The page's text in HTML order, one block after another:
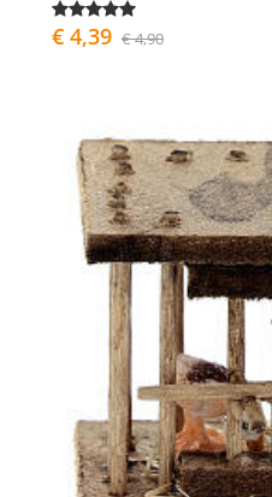
€ 4,39 € 4,90